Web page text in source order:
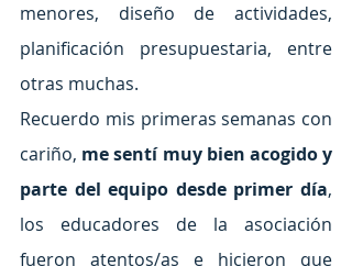
menores, diseño de actividades,
planificación presupuestaria, entre
otras muchas.
Recuerdo mis primeras semanas con
cariño, me sentí muy bien acogido y
parte del equipo desde primer día,
los educadores de la asociación
fueron atentos/as e hicieron que